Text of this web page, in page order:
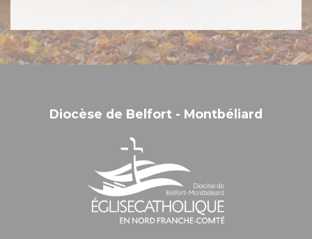
Diocèse de Belfort - Montbéliard